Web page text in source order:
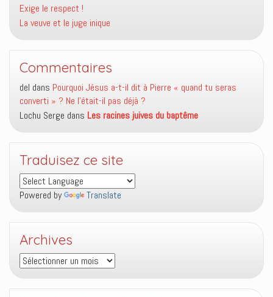
Exige le respect !
La veuve et le juge inique
Commentaires
del dans Pourquoi Jésus a-t-il dit à Pierre « quand tu seras
converti » ? Ne l’était-il pas déjà ?
Lochu Serge dans Les racines juives du baptême
Traduisez ce site
Powered by Translate
Archives
Archives